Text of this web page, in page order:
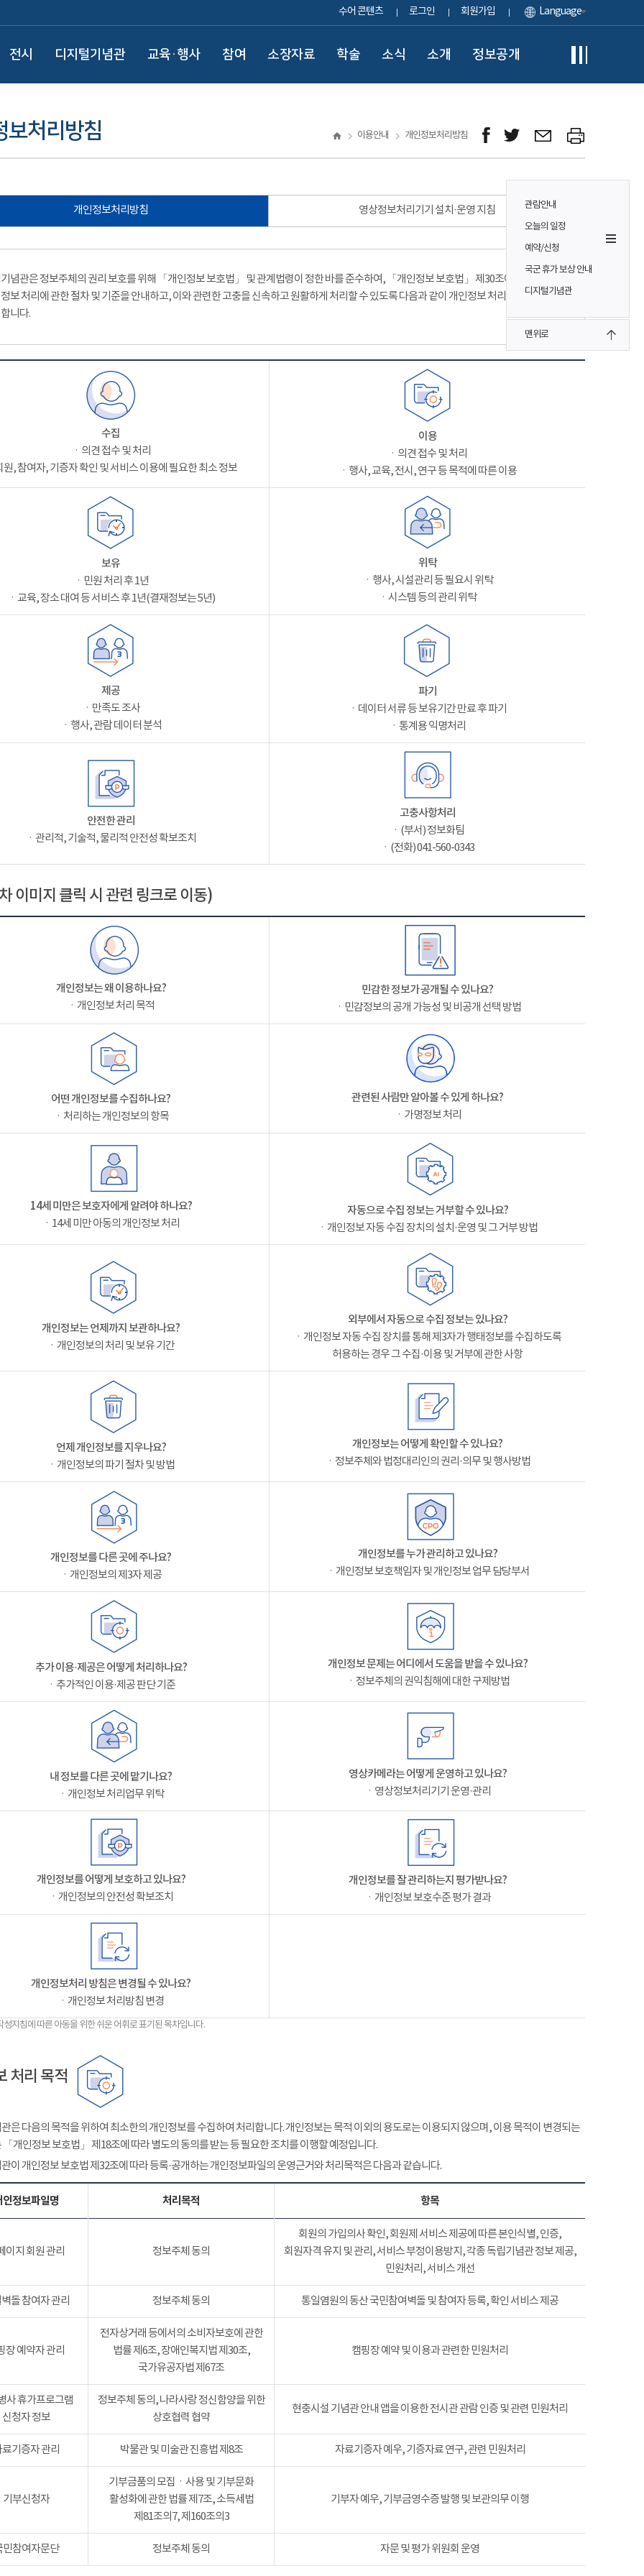
수어 콘텐츠 로그인 회원가입 Language
전시 디지털기념관 교육·행사 참여 소장자료 학술 소식 소개 정보공개
관람안내
오늘의 일정
예약/신청
국군 휴가 보상 안내
디지털기념관
맨위로
보처리방침 이용안내 개인정보처리방침
개인정보처리방침 영상정보처리기기 설치·운영 지침
념관은 정보주체의 권리 보호를 위해 「개인정보 보호법」 및 관계법령이 정한 바를 준수하여, 「개인정보 보호법」 제30조에 따라
보 처리에 관한 절차 및 기준을 안내하고, 이와 관련한 고충을 신속하고 원활하게 처리할 수 있도록 다음과 같이 개인정보 처리방침을
니다.
수집
ㆍ의견 접수 및 처리
원, 참여자, 기증자 확인 및 서비스 이용에 필요한 최소 정보
이용
ㆍ의견 접수 및 처리
ㆍ행사, 교육, 전시, 연구 등 목적에 따른 이용
보유
ㆍ민원 처리 후 1년
ㆍ교육, 장소 대여 등 서비스 후 1년(결재정보는 5년)
위탁
ㆍ행사, 시설관리 등 필요시 위탁
ㆍ시스템 등의 관리 위탁
제공
ㆍ만족도 조사
ㆍ행사, 관람 데이터 분석
파기
ㆍ데이터 서류 등 보유기간 만료 후 파기
ㆍ통계용 익명처리
안전한 관리
ㆍ관리적, 기술적, 물리적 안전성 확보조치
고충사항처리
ㆍ(부서) 정보화팀
ㆍ(전화) 041-560-0343
이미지 클릭 시 관련 링크로 이동)
개인정보는 왜 이용하나요?
ㆍ개인정보 처리 목적
민감한 정보가 공개될 수 있나요?
ㆍ민감정보의 공개 가능성 및 비공개 선택 방법
어떤 개인정보를 수집하나요?
ㆍ처리하는 개인정보의 항목
관련된 사람만 알아볼 수 있게 하나요?
ㆍ가명정보 처리
14세 미만은 보호자에게 알려야 하나요?
ㆍ14세 미만 아동의 개인정보 처리
자동으로 수집 정보는 거부할 수 있나요?
ㆍ개인정보 자동 수집 장치의 설치·운영 및 그 거부 방법
개인정보는 언제까지 보관하나요?
ㆍ개인정보의 처리 및 보유 기간
외부에서 자동으로 수집 정보는 있나요?
ㆍ개인정보 자동 수집 장치를 통해 제3자가 행태정보를 수집하도록
허용하는 경우 그 수집·이용 및 거부에 관한 사항
언제 개인정보를 지우나요?
ㆍ개인정보의 파기 절차 및 방법
개인정보는 어떻게 확인할 수 있나요?
ㆍ정보주체와 법정대리인의 권리·의무 및 행사방법
개인정보를 다른 곳에 주나요?
ㆍ개인정보의 제3자 제공
개인정보를 누가 관리하고 있나요?
ㆍ개인정보 보호책임자 및 개인정보 업무 담당부서
추가 이용·제공은 어떻게 처리하나요?
ㆍ추가적인 이용·제공 판단 기준
개인정보 문제는 어디에서 도움을 받을 수 있나요?
ㆍ정보주체의 권익침해에 대한 구제방법
내 정보를 다른 곳에 맡기나요?
ㆍ개인정보 처리업무 위탁
영상카메라는 어떻게 운영하고 있나요?
ㆍ영상정보처리기기 운영·관리
개인정보를 어떻게 보호하고 있나요?
ㆍ개인정보의 안전성 확보조치
개인정보를 잘 관리하는지 평가받나요?
ㆍ개인정보 보호수준 평가 결과
개인정보처리 방침은 변경될 수 있나요?
ㆍ개인정보 처리방침 변경
지침에 따른 아동을 위한 쉬운 어휘로 표기된 목차입니다.
처리 목적
은 다음의 목적을 위하여 최소한의 개인정보를 수집하여 처리합니다. 개인정보는 목적 이외의 용도로는 이용되지 않으며, 이용 목적이 변경되는
「개인정보 보호법」 제18조에 따라 별도의 동의를 받는 등 필요한 조치를 이행할 예정입니다.
이 개인정보 보호법 제32조에 따라 등록·공개하는 개인정보파일의 운영근거와 처리목적은 다음과 같습니다.
인정보파일명 처리목적 항목
이지 회원 관리 정보주체 동의
회원의 가입의사 확인, 회원제 서비스 제공에 따른 본인식별, 인증,
회원자격 유지 및 관리, 서비스 부정이용방지, 각종 독립기념관 정보 제공,
민원처리, 서비스 개선
돌 참여자 관리 정보주체 동의 통일염원의 동산 국민참여벽돌 및 참여자 등록, 확인 서비스 제공
장 예약자 관리
전자상거래 등에서의 소비자보호에 관한
법률 제6조, 장애인복지법 제30조,
국가유공자법 제67조
캠핑장 예약 및 이용과 관련한 민원처리
사 휴가프로그램
신청자 정보
정보주체 동의, 나라사랑 정신함양을 위한
상호협력 협약
현충시설 기념관 안내 앱을 이용한 전시관 관람 인증 및 관련 민원처리
기증자 관리 박물관 및 미술관 진흥법 제8조 자료기증자 예우, 기증자료 연구, 관련 민원처리
기부신청자
기부금품의 모집ㆍ사용 및 기부문화
활성화에 관한 법률 제7조, 소득세법
제81조의7, 제160조의3
기부자 예우, 기부금영수증 발행 및 보관의무 이행
민참여자문단 정보주체 동의 자문 및 평가 위원회 운영